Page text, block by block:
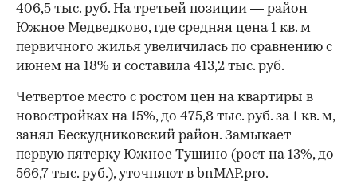
406,5 тыс. руб. На третьей позиции — район
Южное Медведково, где средняя цена 1 кв. м
первичного жилья увеличилась по сравнению с
июнем на 18% и составила 413,2 тыс. руб.
Четвертое место с ростом цен на квартиры в
новостройках на 15%, до 475,8 тыс. руб. за 1 кв. м,
занял Бескудниковский район. Замыкает
первую пятерку Южное Тушино (рост на 13%, до
566,7 тыс. руб.), уточняют в bnMAP.pro.